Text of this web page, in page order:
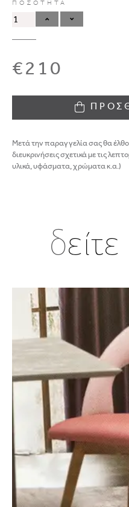
ΠΟΣΟΤΗΤΑ
€210
Μετά την παραγγελία σας θα
διευκρινήσεις σχετικά με τις
υλικά, υφάσματα, χρώματα κ.α.)
δ